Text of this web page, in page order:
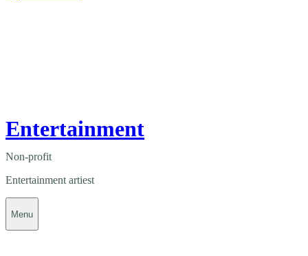
Entertainment
Non-profit
Entertainment artiest
Menu